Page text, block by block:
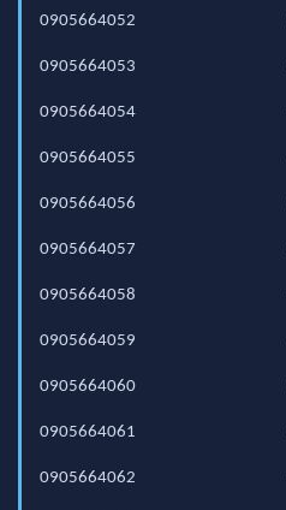
0905664052
0905664053
0905664054
0905664055
0905664056
0905664057
0905664058
0905664059
0905664060
0905664061
0905664062